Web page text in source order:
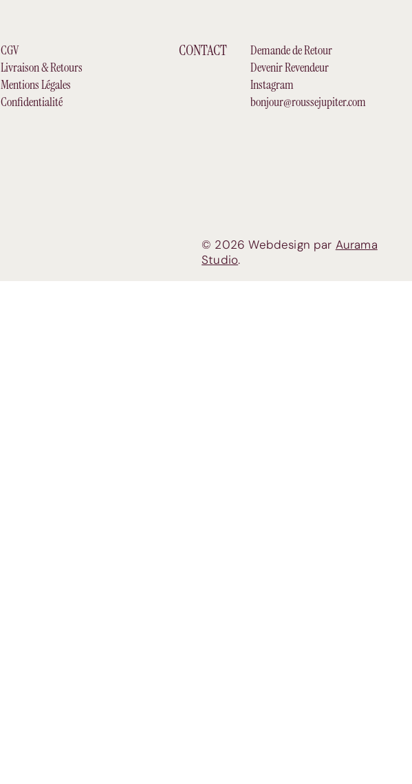
© 2026 Webdesign par Aurama
Studio.
CGV
Livraison & Retours
Mentions Légales
Confidentialité
CONTACT
Demande de Retour
Devenir Revendeur
Instagram
bonjour@roussejupiter.com